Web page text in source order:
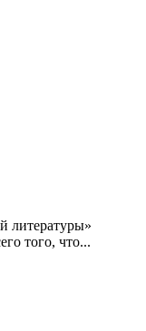
литературы»
того, что...